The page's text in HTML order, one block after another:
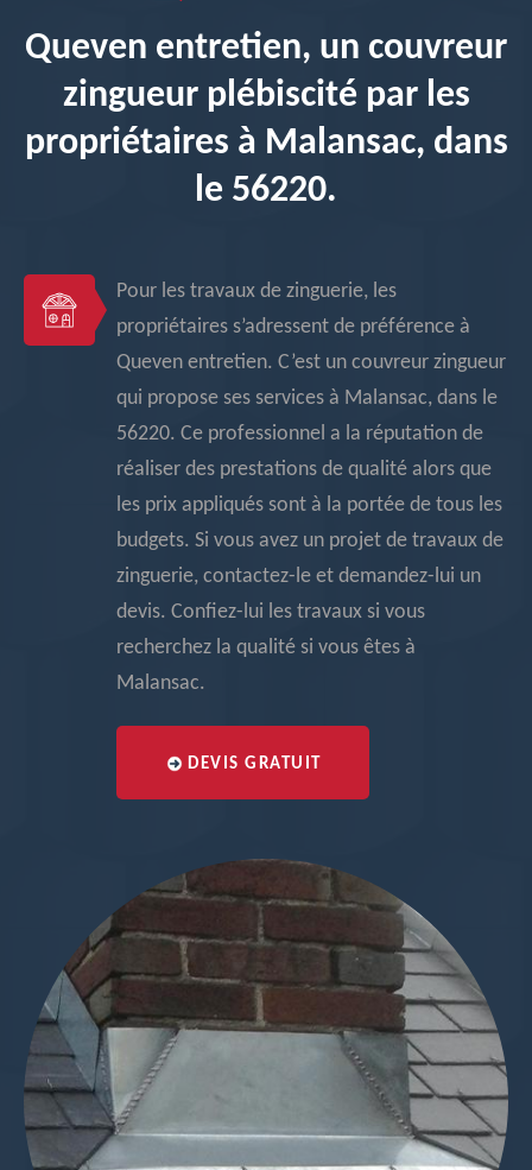
Queven entretien, un couvreur
zingueur plébiscité par les
propriétaires à Malansac, dans
le 56220.
Pour les travaux de zinguerie, les
propriétaires s’adressent de préférence à
Queven entretien. C’est un couvreur zingueur
qui propose ses services à Malansac, dans le
56220. Ce professionnel a la réputation de
réaliser des prestations de qualité alors que
les prix appliqués sont à la portée de tous les
budgets. Si vous avez un projet de travaux de
zinguerie, contactez-le et demandez-lui un
devis. Confiez-lui les travaux si vous
recherchez la qualité si vous êtes à
Malansac.
DEVIS GRATUIT